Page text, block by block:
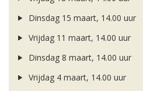
Dinsdag 15 maart, 14.00 uur
Vrijdag 11 maart, 14.00 uur
Dinsdag 8 maart, 14.00 uur
Vrijdag 4 maart, 14.00 uur